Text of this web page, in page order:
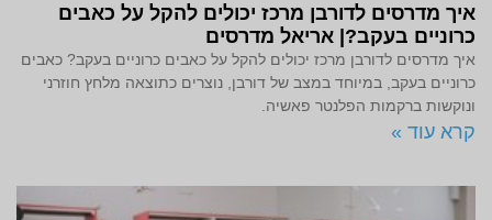
איך מדרסים לדורבן מרכז יכולים להקל על כאבים
כרוניים בעקב?| אריאל מדרסים
איך מדרסים לדורבן מרכז יכולים להקל על כאבים כרוניים בעקב? כאבים
כרוניים בעקב, במיוחד במצב של דורבן, נוצרים כתוצאה מלחץ חוזרני
ונוקשות ברקמות הפלנטר פאשיה.
קרא עוד »